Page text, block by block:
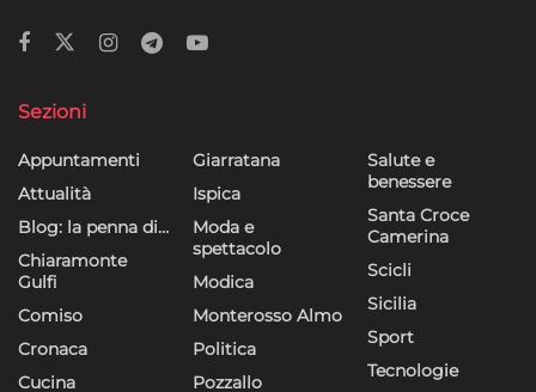
Abbinare e combinare dati provenienti da altre
Identificare i dispositivi in base alle informazioni
trasmesse automaticamente.
Utilizzare dati di geolocalizzazione precisi,
Riconoscere i dispositivi in base a informazioni
richieste attivamente.
Garantire la sicurezza, prevenire e
Sezioni
Appuntamenti
Attualità
Blog: la penna di…
Chiaramonte
Gulfi
Comiso
Cronaca
Cucina
Giarratana
Ispica
Moda e
spettacolo
Modica
Monterosso Almo
Politica
Pozzallo
Salute e
benessere
Santa Croce
Camerina
Scicli
Sicilia
Sport
Tecnologie